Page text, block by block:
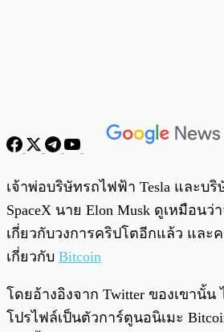
พร้อมเล่น
เจ้าพ่อบริษัทรถไฟฟ้า Tesla และบ
SpaceX นาย Elon Musk ดูเหมือน
เกี่ยวกับวงการคริปโตอีกแล้ว และ
เกี่ยวกับ Bitcoin
โดยอ้างอิงจาก Twitter ของเขานั้น
โปรไฟล์เป็นตัวการ์ตูนอนิเมะ